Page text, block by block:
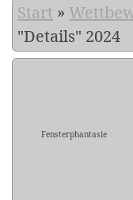
Start »
"Details" 2024
Fensterphantasie